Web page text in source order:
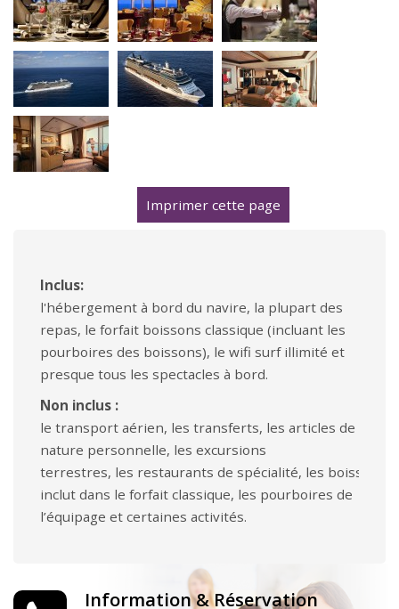
Imprimer cette page
Inclus:
l'hébergement à bord du navire, la plupart des
repas, le forfait boissons classique (incluant les
pourboires des boissons), le wifi surf illimité et
presque tous les spectacles à bord.
Non inclus :
le transport aérien, les transferts, les articles de
nature personnelle, les excursions
terrestres, les restaurants de spécialité, les boissons
inclut dans le forfait classique, les pourboires de
l’équipage et certaines activités.
Information & Réservation